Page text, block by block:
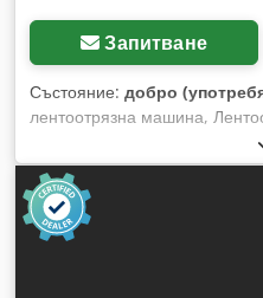
Запитване
Състояние: добро
лентоотрязна машина,
трион, Вертикална лентова
Rekord, вертикална лентова
за заваряване на лентове -
400 мм - Максимална
Мощност на двигателя: 1,1/